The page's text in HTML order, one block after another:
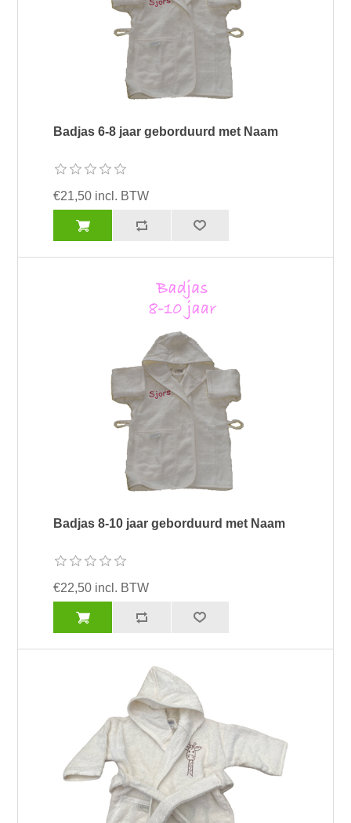
Badjas 6-8 jaar geborduurd met Naam
€21,50 incl. BTW
Badjas 8-10 jaar geborduurd met Naam
€22,50 incl. BTW